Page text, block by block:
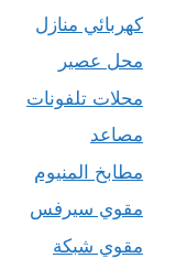
كهربائي منازل
محل عصير
محلات تلفونات
مصاعد
مطابخ المنيوم
مقوي سيرفس
مقوي شبكة